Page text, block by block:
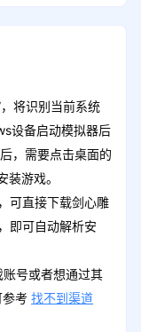
将识别当前系统
设备启动模拟器后
，需要点击桌面的
游戏。
可直接下载剑心雕
即可自动解析安
号或者想通过其
考 找不到渠道